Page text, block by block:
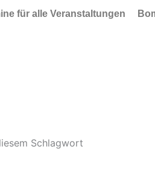
für alle Veranstaltungen
Schlagwort